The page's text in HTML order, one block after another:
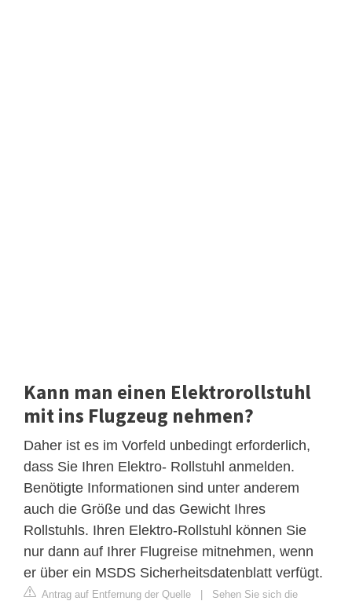
Kann man einen Elektrorollstuhl
mit ins Flugzeug nehmen?
Daher ist es im Vorfeld unbedingt erforderlich,
dass Sie Ihren Elektro- Rollstuhl anmelden.
Benötigte Informationen sind unter anderem
auch die Größe und das Gewicht Ihres
Rollstuhls. Ihren Elektro-Rollstuhl können Sie
nur dann auf Ihrer Flugreise mitnehmen, wenn
er über ein MSDS Sicherheitsdatenblatt verfügt.
Antrag auf Entfernung der Quelle | Sehen Sie sich die